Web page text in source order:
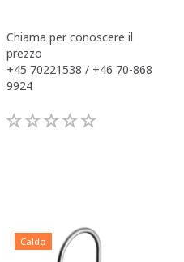
Chiama per conoscere il
prezzo
+45 70221538 / +46 70-868
9924
Caldo